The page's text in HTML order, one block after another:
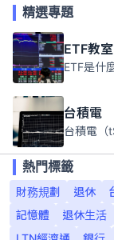
精選專題
ETF教室
台積電
熱門標籤
財務規劃
退休
記憶體
退休生活